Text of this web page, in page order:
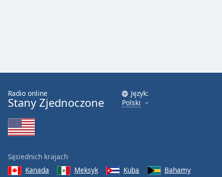
Radio online
Stany Zjednoczone
Język:
Polski
Sąsiednich krajach
Kanada
Meksyk Kuba
Bahamy